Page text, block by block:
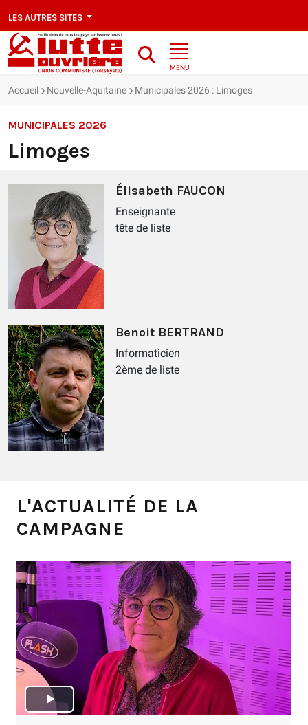
LES AUTRES SITES
MENU
Accueil Nouvelle-Aquitaine Municipales 2026 : Limoges
MUNICIPALES 2026
Limoges
Élisabeth FAUCON
Enseignante
tête de liste
Benoit BERTRAND
Informaticien
2ème de liste
L'ACTUALITÉ DE LA
CAMPAGNE